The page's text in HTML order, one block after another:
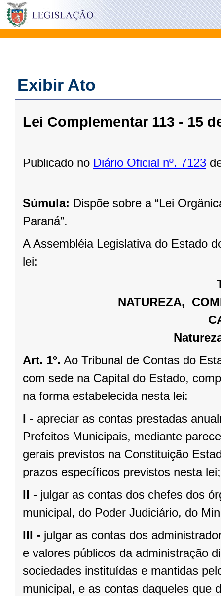
Exibir Ato
Lei Complementar 113 - 15
Publicado no Diário Oficial nº. 7123
Súmula: Dispõe sobre a “Lei
Paraná”.
A Assembléia Legislativa do Estado
lei:
NATUREZA,
Art. 1º. Ao Tribunal de Contas do
com sede na Capital do Estado,
na forma estabelecida nesta lei:
I - apreciar as contas prestadas
Prefeitos Municipais, mediante
gerais previstos na Constituição
prazos específicos previstos nesta lei;
II - julgar as contas dos chefes dos
municipal, do Poder Judiciário, do
III - julgar as contas dos
e valores públicos da administração
sociedades instituídas e mantidas
municipal, e as contas daqueles que